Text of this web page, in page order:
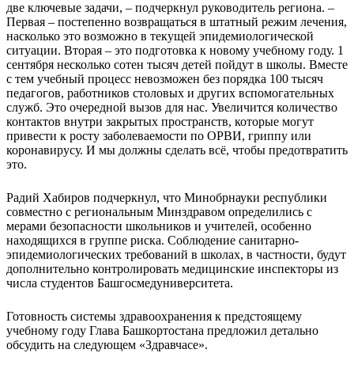
две ключевые задачи, – подчеркнул руководитель региона. –
Первая – постепенно возвращаться в штатный режим лечения,
насколько это возможно в текущей эпидемиологической
ситуации. Вторая – это подготовка к новому учебному году. 1
сентября несколько сотен тысяч детей пойдут в школы. Вместе
с тем учебный процесс невозможен без порядка 100 тысяч
педагогов, работников столовых и других вспомогательных
служб. Это очередной вызов для нас. Увеличится количество
контактов внутри закрытых пространств, которые могут
привести к росту заболеваемости по ОРВИ, гриппу или
коронавирусу. И мы должны сделать всё, чтобы предотвратить
это.
Радий Хабиров подчеркнул, что Минобрнауки республики
совместно с региональным Минздравом определились с
мерами безопасности школьников и учителей, особенно
находящихся в группе риска. Соблюдение санитарно-
эпидемиологических требований в школах, в частности, будут
дополнительно контролировать медицинские инспекторы из
числа студентов Башгосмедуниверситета.
Готовность системы здравоохранения к предстоящему
учебному году Глава Башкортостана предложил детально
обсудить на следующем «Здравчасе».